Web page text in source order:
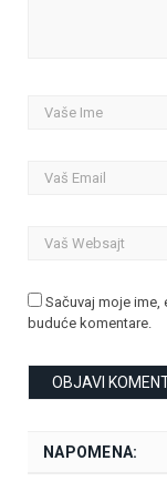
Sačuvaj moje ime,
buduće komentare.
NAPOMENA: